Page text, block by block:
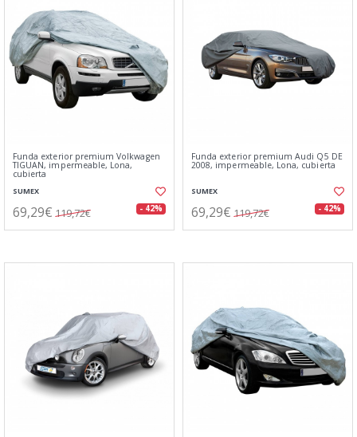
Funda exterior premium Volkwagen
TIGUAN, impermeable, Lona,
cubierta
SUMEX
69,29€ 119,72€ - 42%
Funda exterior premium Audi Q5 DE
2008, impermeable, Lona, cubierta
SUMEX
69,29€ 119,72€ - 42%